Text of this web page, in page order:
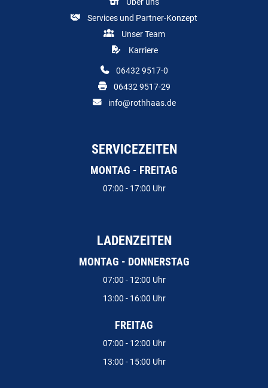
Services und Partner-Konzept
Unser Team
Karriere
06432 9517-0
06432 9517-29
info@rothhaas.de
SERVICEZEITEN
MONTAG - FREITAG
07:00 - 17:00 Uhr
LADENZEITEN
MONTAG - DONNERSTAG
07:00 - 12:00 Uhr
13:00 - 16:00 Uhr
FREITAG
07:00 - 12:00 Uhr
13:00 - 15:00 Uhr